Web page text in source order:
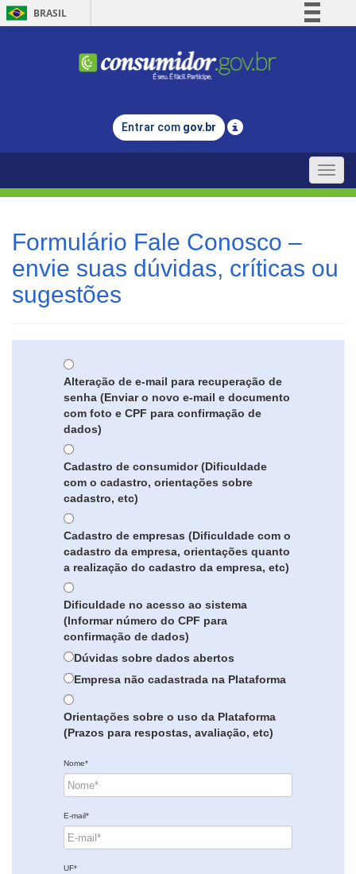
BRASIL
Comunica BR
Legislação
Entrar com gov.br
Toggle
Formulário Fale Conosco –
envie suas dúvidas, críticas ou
sugestões
Alteração de e-mail para recuperação de
senha (Enviar o novo e-mail e documento
com foto e CPF para confirmação de
dados)
Cadastro de consumidor (Dificuldade
com o cadastro, orientações sobre
cadastro, etc)
Cadastro de empresas (Dificuldade com o
cadastro da empresa, orientações quanto
a realização do cadastro da empresa, etc)
Dificuldade no acesso ao sistema
(Informar número do CPF para
confirmação de dados)
Dúvidas sobre dados abertos
Empresa não cadastrada na Plataforma
Orientações sobre o uso da Plataforma
(Prazos para respostas, avaliação, etc)
Nome*
E-mail*
UF*